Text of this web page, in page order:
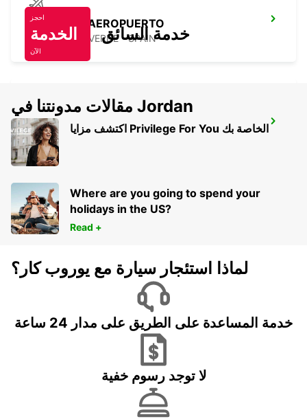
EL HIERRO AEROPUERTO
VILLA DE VALVERDE - SPAIN
FUNCHAL *RY*
FUNCHAL - PORTUGAL
احجز
الخدمة
الآن
خدمة السائق
مقالات مدونتنا في Jordan
اكتشف مزايا Privilege For You الخاصة بك
Where are you going to spend your
holidays in the US?
Read +
لماذا استئجار سيارة مع يوروب كار؟
خدمة المساعدة على الطريق على مدار 24 ساعة
لا توجد رسوم خفية